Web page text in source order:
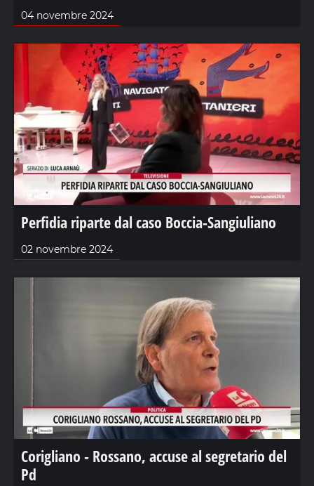
04 novembre 2024
Perfidia riparte dal caso Boccia-Sangiuliano
02 novembre 2024
Corigliano - Rossano, accuse al segretario del
Pd